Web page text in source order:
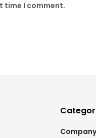
time I comment.
Company